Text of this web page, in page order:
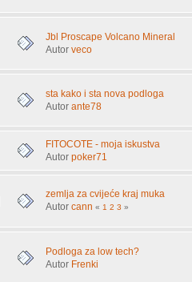
Jbl Proscape Volcano Mineral
Autorveco
sta kako i sta nova podloga
Autorante78
FITOCOTE - moja iskustva
Autorpoker71
zemlja za cvijeće kraj muka
Autorcann « 1 2 3 »
Podloga za low tech?
Autor Frenki